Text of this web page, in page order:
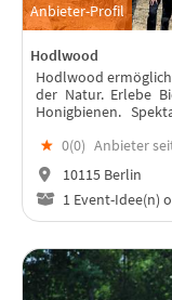
Anbieter-Profil
Hodlwood
Hodlwood
der Natur. Erlebe
Honigbienen.
grünere Zukunft!
★ 0(0) Anbieter
10115 Berlin
1 Event-Idee(n)